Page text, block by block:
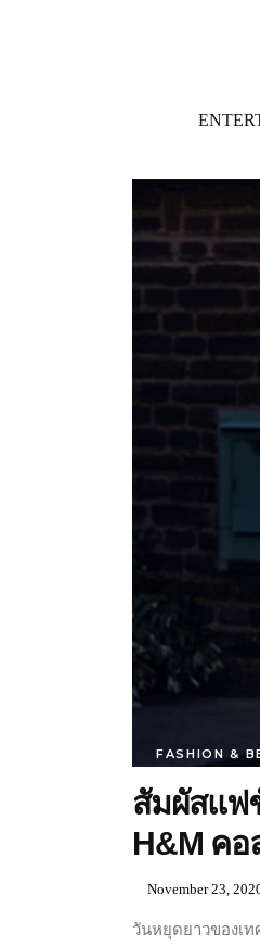
FASHION &
สัมผัสแฟ
H&M คอ
November 23,
วันหยุดยาวของเ